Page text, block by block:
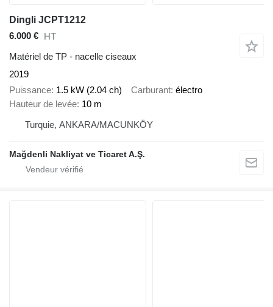
Dingli JCPT1212
6.000 € HT
Matériel de TP - nacelle ciseaux
2019
Puissance 1.5 kW (2.04 ch) Carburant électro
Hauteur de levée 10 m
Turquie, ANKARA/MACUNKÖY
Mağdenli Nakliyat ve Ticaret A.Ş.